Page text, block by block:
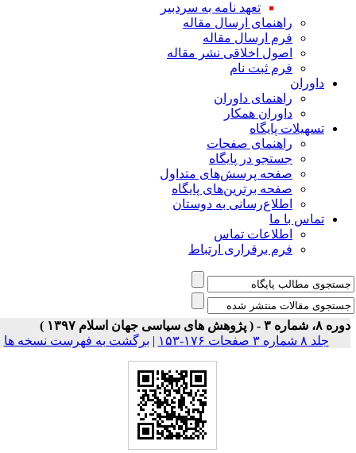
تعهد نامه به سردبیر
راهنمای ارسال مقاله
فرم ارسال مقاله
اصول اخلاقی نشر مقاله
فرم ثبت نام
داوران
راهنمای داوران
داوران همکار
تسهیلات پایگاه
راهنمای صفحات
جستجو در پایگاه
صفحه پرسش‌های متداول
صفحه برترین‌های پایگاه
اطلاع‌رسانی به دوستان
تماس با ما
اطلاعات تماس
فرم برقراری ارتباط
۳ - ( پژوهش های سیاسی جهان اسلام ۱۳۹۷ )
جلد ۸ شماره ۳ صفحات ۱۷۶-۱۵۳
| برگشت به فهرست نسخه ها